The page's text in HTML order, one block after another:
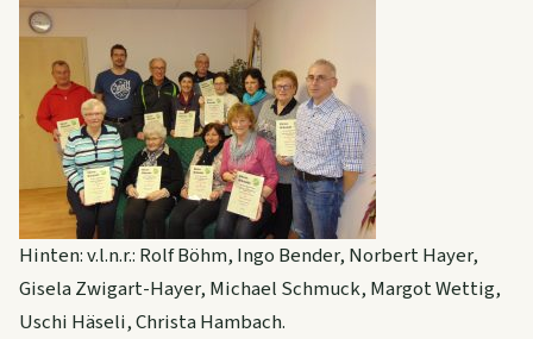
Hinten: v.l.n.r.: Rolf Böhm, Ingo Bender, Norbert Hayer,
Gisela Zwigart-Hayer, Michael Schmuck, Margot Wettig,
Uschi Häseli, Christa Hambach.